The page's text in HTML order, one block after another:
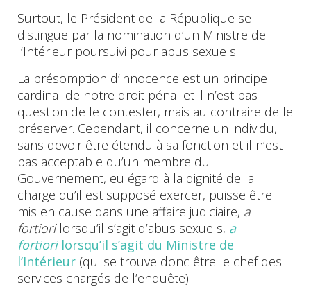
Surtout, le Président de la République se
distingue par la nomination d’un Ministre de
l’Intérieur poursuivi pour abus sexuels.
La présomption d’innocence est un principe
cardinal de notre droit pénal et il n’est pas
question de le contester, mais au contraire de le
préserver. Cependant, il concerne un individu,
sans devoir être étendu à sa fonction et il n’est
pas acceptable qu’un membre du
Gouvernement, eu égard à la dignité de la
charge qu’il est supposé exercer, puisse être
mis en cause dans une affaire judiciaire, a
fortiorilorsqu’il s’agit d’abus sexuels, a
fortiorilorsqu’il s’agit du Ministre de
l’Intérieur (qui se trouve donc être le chef des
services chargés de l’enquête).